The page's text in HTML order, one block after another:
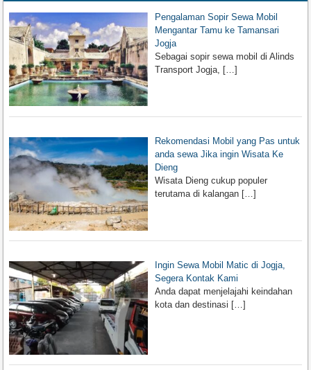
Pengalaman Sopir Sewa Mobil
Mengantar Tamu ke Tamansari
Jogja
Sebagai sopir sewa mobil di Alinds
Transport Jogja, […]
Rekomendasi Mobil yang Pas untuk
anda sewa Jika ingin Wisata Ke
Dieng
Wisata Dieng cukup populer
terutama di kalangan […]
Ingin Sewa Mobil Matic di Jogja,
Segera Kontak Kami
Anda dapat menjelajahi keindahan
kota dan destinasi […]